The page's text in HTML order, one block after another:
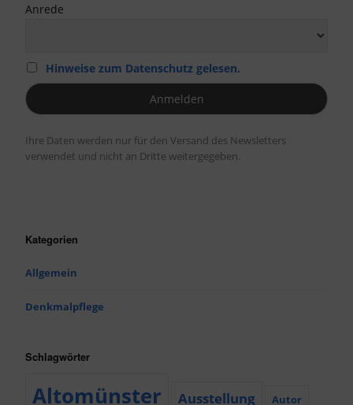
Anrede
Hinweise zum Datenschutz gelesen.
Ihre Daten werden nur für den Versand des Newsletters
verwendet und nicht an Dritte weitergegeben.
Kategorien
Allgemein
Denkmalpflege
Schlagwörter
Altomünster Ausstellung Autor